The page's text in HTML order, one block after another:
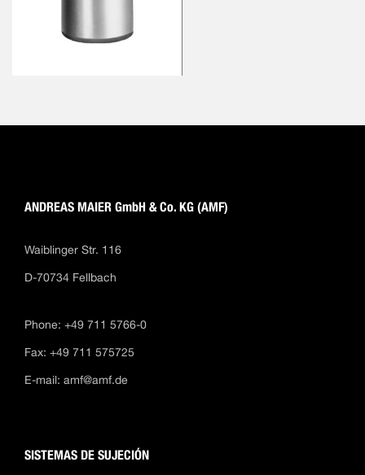
ANDREAS MAIER GmbH & Co. KG (AMF)
Waiblinger Str. 116
D-70734 Fellbach
Phone: +49 711 5766-0
Fax: +49 711 575725
E-mail: amf@amf.de
SISTEMAS DE SUJECIÓN